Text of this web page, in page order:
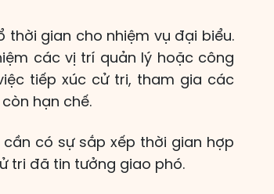
gian cho nhiệm vụ đại biểu.
các vị trí quản lý hoặc công
tiếp xúc cử tri, tham gia các
hạn chế.
có sự sắp xếp thời gian hợp
tri đã tin tưởng giao phó.